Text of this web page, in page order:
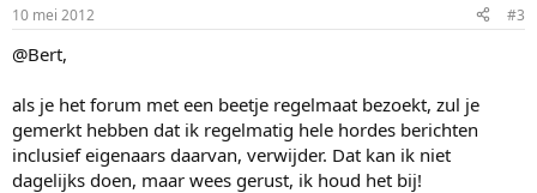
10 mei 2012 #3
@Bert,
als je het forum met een beetje regelmaat bezoekt, zul je
gemerkt hebben dat ik regelmatig hele hordes berichten
inclusief eigenaars daarvan, verwijder. Dat kan ik niet
dagelijks doen, maar wees gerust, ik houd het bij!